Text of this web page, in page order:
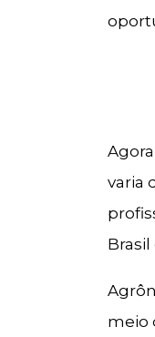
varia
Brasil
meio